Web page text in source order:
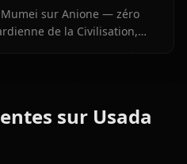
sur Anione — zéro
de la Civilisation,
sur Usada